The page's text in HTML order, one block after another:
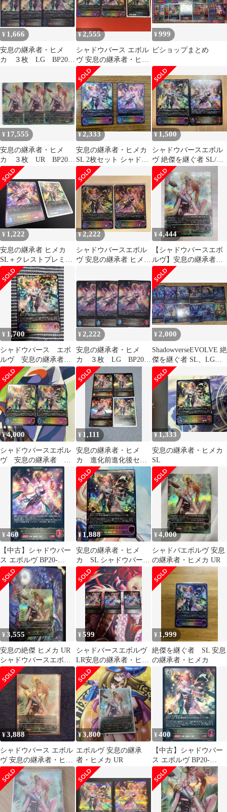
¥ 1,666
安息の継承者・ヒメ
カ ３枚 LG BP20
Shadowverse EVOLVE
ちゅうてつ 094
¥2,555
シャドウバース エボル
ヴ 安息の継承者・ヒメ
カ SL 進化セット トー
クン付き
¥999
ビショップまとめ
¥ 17,555
安息の継承者・ヒメ
カ ３枚 UR BP20
絶傑を継ぐ者 シャド
バ ちゅうてつ
¥2,333
安息の継承者・ヒメカ
SL 2枚セット シャドウ
バース エボルヴ
¥1,500
シャドウバースエボル
ヴ 絶傑を継ぐ者 SL/LG
安息の継承者・ヒメカ
進化
¥ 1,222
安息の継承者 ヒメカ
SL＋クレストプレミア
ム セット
¥2,222
シャドウバースエボル
ヴ 安息の継承者 ヒメカ
¥4,444
【シャドウバースエボ
ルヴ】安息の継承者・
ヒメカ UR
¥ 1,700
シャドウバース エボ
ルヴ 安息の継承者
ヒメカ sl
¥2,222
安息の継承者・ヒメ
カ ３枚 LG BP20
絶傑を継ぐ者 シャド
ウバースエボルヴ
Shadowverse EVOLVE
ちゅうてつ 095
¥2,000
ShadowverseEVOLVE 絶
傑を継ぐ者 SL、LG、
プレミアムセット
¥4,000
シャドウバースエボル
ヴ 安息の継承者 ヒ
メカ SL 2枚
¥ 1,111
安息の継承者・ヒメ
カ 進化前進化後セッ
ト プレミアムクレス
ト付き
¥1,333
安息の継承者・ヒメカ
SL
¥460
【中古】シャドウバー
ス エボルヴ BP20-
095[LG]：安息の継承
者・ヒメカ
¥1,888
安息の継承者・ヒメ
カ SL シャドウバー
ス エボルヴ
¥4,000
シャドバエボルヴ 安息
の継承者・ヒメカ UR
¥3,555
安息の絶傑 ヒメカ UR
シャドウバースエボル
ヴ
¥599
シャドバースエボルヴ
LR安息の継承者・ヒメ
カエボルヴ3枚セット
¥ 1,999
絶傑を継ぐ者 SL 安息
の継承者・ヒメカ
¥3,888
シャドウバース エボル
ヴ 安息の継承者・ヒメ
カ UR
¥3,800
エボルヴ 安息の継承
者・ヒメカ UR
¥400
【中古】シャドウバー
ス エボルヴ BP20-
094[LG]：安息の継承
者・ヒメカ